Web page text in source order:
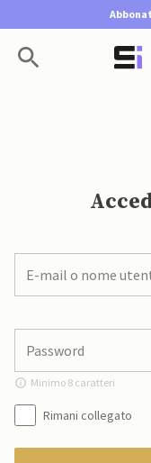
Minimo 8 caratteri
Rimani collegato